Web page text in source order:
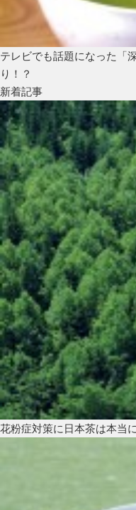
テレビでも話題になった「
り！？
新着記事
花粉症対策に日本茶は本当